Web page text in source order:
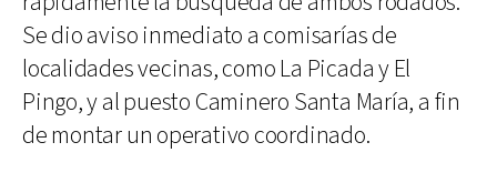
Se dio aviso inmediato a comisarías de
localidades vecinas, como La Picada y El
Pingo, y al puesto Caminero Santa María, a fin
de montar un operativo coordinado.